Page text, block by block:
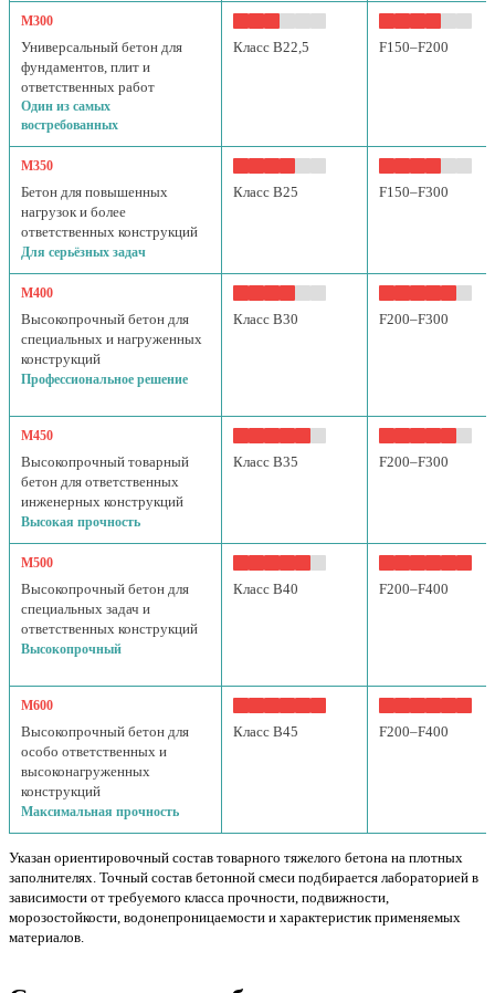
М300
Универсальный бетон для
фундаментов, плит и
ответственных работ
Один из самых
востребованных
Класс B22,5 F150–F200
М350
Бетон для повышенных
нагрузок и более
ответственных конструкций
Для серьёзных задач
Класс B25 F150–F300
М400
Высокопрочный бетон для
специальных и нагруженных
конструкций
Профессиональное решение
Класс B30 F200–F300
М450
Высокопрочный товарный
бетон для ответственных
инженерных конструкций
Высокая прочность
Класс B35 F200–F300
М500
Высокопрочный бетон для
специальных задач и
ответственных конструкций
Высокопрочный
Класс B40 F200–F400
М600
Высокопрочный бетон для
особо ответственных и
высоконагруженных
конструкций
Максимальная прочность
Класс B45 F200–F400
Указан ориентировочный состав товарного тяжелого бетона на плотных
заполнителях. Точный состав бетонной смеси подбирается лабораторией в
зависимости от требуемого класса прочности, подвижности,
морозостойкости, водонепроницаемости и характеристик применяемых
материалов.